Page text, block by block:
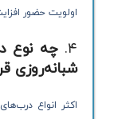
اولویت حضور
۴. چه نوع
شبانه‌روزی
اکثر انواع